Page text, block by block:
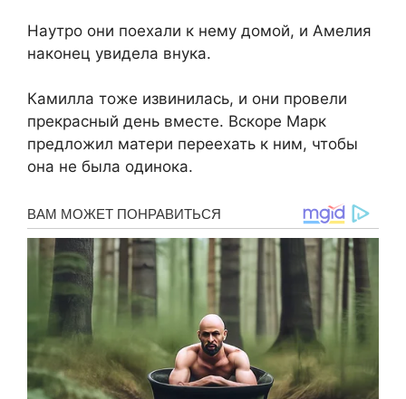
Наутро они поехали к нему домой, и Амелия
наконец увидела внука.
Камилла тоже извинилась, и они провели
прекрасный день вместе. Вскоре Марк
предложил матери переехать к ним, чтобы
она не была одинока.